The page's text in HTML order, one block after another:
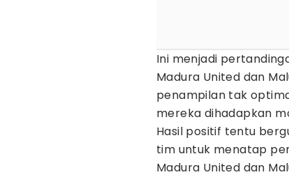
Ini menjadi
Madura United dan
penampilan tak
mereka dihadapkan
Hasil positif tentu
tim untuk menatap
Madura United dan